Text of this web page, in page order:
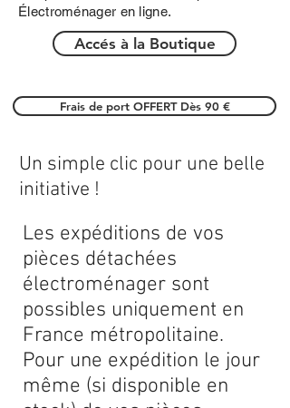
Électroménager en ligne.
Accés à la Boutique
Frais de port OFFERT Dès 90 €
Les expéditions de vos
pièces détachées
électroménager sont
possibles uniquement en
France métropolitaine.
Pour une expédition le jour
même (si disponible en
Un simple clic pour une belle
initiative !